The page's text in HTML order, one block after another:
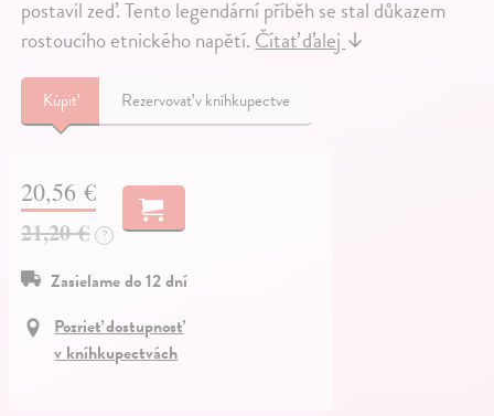
postavil zeď. Tento legendární příběh se stal důkazem
rostoucího etnického napětí.Čítať ďalej↓
Kúpiť Rezervovať v kníhkupectve
20,56 €
21,20 € ?
Zasielame do 12 dní
Pozrieť dostupnosť
v kníhkupectvách